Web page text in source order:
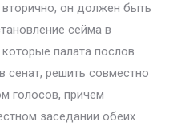
он должен быть
сейма в
палата послов
решить совместно
голосов, причем
заседании обеих